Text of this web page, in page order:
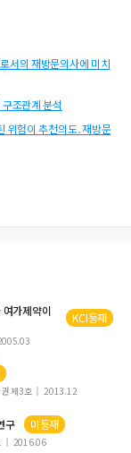
서의 재방문의사에 미치
조관계 분석
위험이 추천의도․재방문
치는 영향에 관한 연구
여가제약이
KCI등재
제3호 2013.12
구 미등재
2016.06